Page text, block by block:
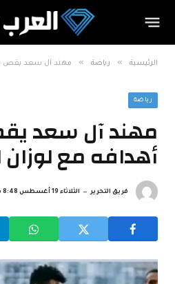
الرئيسية » رياضة » مهند آل سعد يقص
رياضة
مهند آل سعد
أهدافه مع
فريق التحرير الثلاثاء 19 أغسطس 8:48 ص